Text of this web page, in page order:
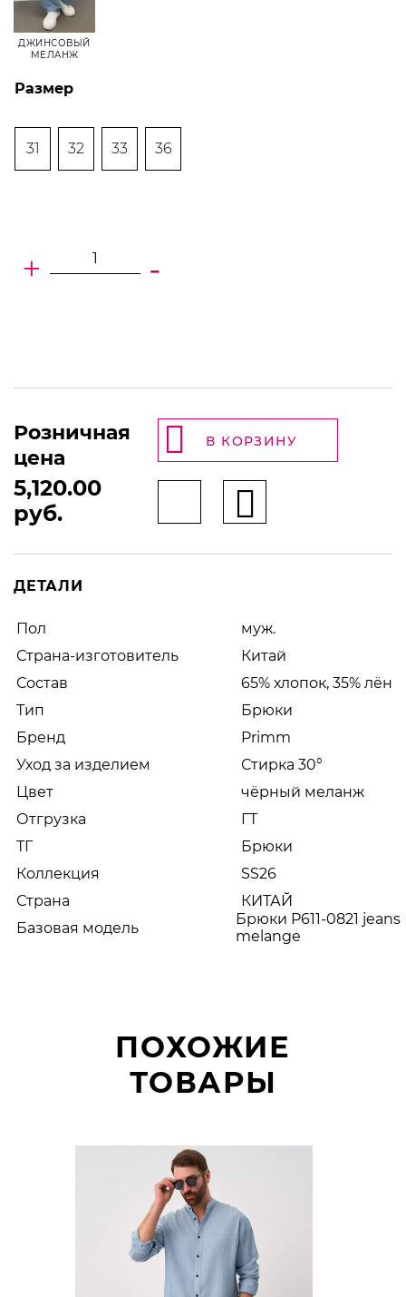
ДЖИНСОВЫЙ
МЕЛАНЖ
Размер
31 32 33 36
+ -
Розничная
цена
5,120.00
руб.
В КОРЗИНУ
ДЕТАЛИ
Пол
муж.
Страна-изготовитель
Китай
Состав
65% хлопок, 35% лён
Тип
Брюки
Бренд
Primm
Уход за изделием
Стирка 30°
Цвет
чёрный меланж
Отгрузка
ГТ
ТГ
Брюки
Коллекция
SS26
Страна
КИТАЙ
Базовая модель
Брюки P611-0821 jeans
melange
ПОХОЖИЕ
ТОВАРЫ